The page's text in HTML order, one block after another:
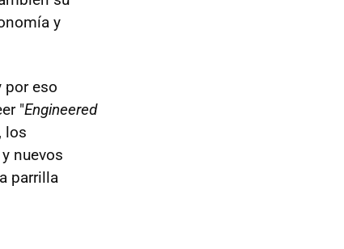
y
por eso
"Engineered
los
nuevos
parrilla